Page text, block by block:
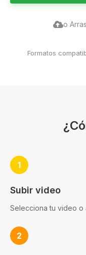
o
Formatos
1
Subir video
Selecciona tu video o
2